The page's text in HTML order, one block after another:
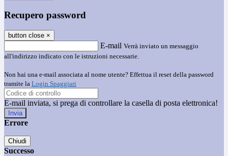
Recupero password
button close ×
E-mail Verrà inviato un messaggio
all'indirizzo indicato con le istruzioni necessarie.
Non hai una e-mail associata al nome utente? Effettua il reset della password
tramite la Login Spaggiari
E-mail inviata, si prega di controllare la casella di posta elettronica!
Errore
Chiudi
Successo